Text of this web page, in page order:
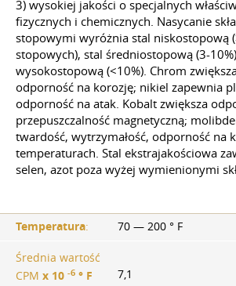
3) wysokiej jakości o specjalnych
fizycznych i chemicznych. Nasycanie
stopowymi wyróżnia stal niskostopową
stopowych), stal średniostopową (3-
wysokostopową (<10%). Chrom
odporność na korozję; nikiel zapewnia
odporność na atak. Kobalt zwiększa
przepuszczalność magnetyczną;
twardość, wytrzymałość, odporność na
temperaturach. Stal ekstrajakościowa
selen, azot poza wyżej wymienionymi
Temperatura: 70 — 200 ° F
Średnia wartość
CPM х 10 -6 ° F
7,1